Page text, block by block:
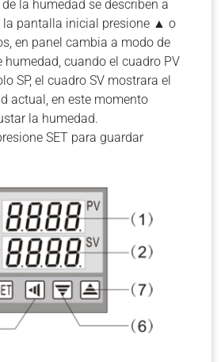
la humedad se describen a
la pantalla inicial presione ▲ o
en panel cambia a modo de
humedad, cuando el cuadro PV
SP, el cuadro SV mostrara el
actual, en este momento
la humedad.
SET para guardar